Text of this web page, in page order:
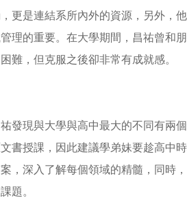
更是連結系所內外的資源，另外，
理的重要。在大學期間，昌祐曾和
難，但克服之後卻非常有成就感。
發現與大學與高中最大的不同有兩
書授課，因此建議學弟妹要趁高中
，深入了解每個領域的精髓，同時
題。